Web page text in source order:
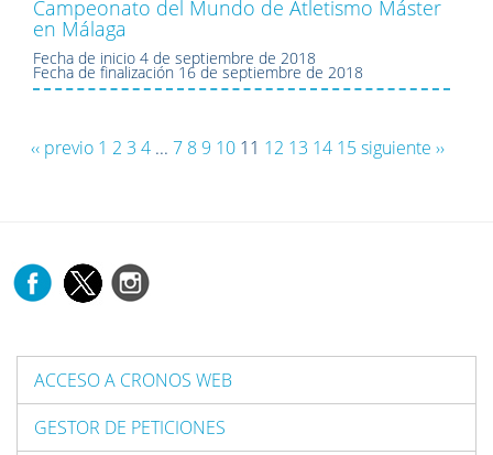
Campeonato del Mundo de Atletismo Máster
en Málaga
Fecha de inicio 4 de septiembre de 2018
Fecha de finalización 16 de septiembre de 2018
‹‹ previo 1 2 3 4 ... 7 8 9 10 11 12 13 14 15siguiente ››
ACCESO A CRONOS WEB
GESTOR DE PETICIONES